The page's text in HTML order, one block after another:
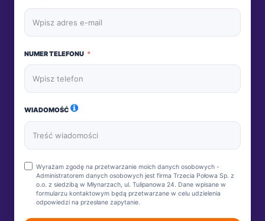
NUMER TELEFONU
WIADOMOŚĆ
Wyrażam zgodę na przetwarzanie moich danych osobowych -
Administratorem danych osobowych jest firma Trzecia Połowa Sp. z
o.o. z siedzibą w Młynarzach, ul. Tulipanowa 24. Dane wpisane w
formularzu kontaktowym będą przetwarzane w celu udzielenia
odpowiedzi na przesłane zapytanie.